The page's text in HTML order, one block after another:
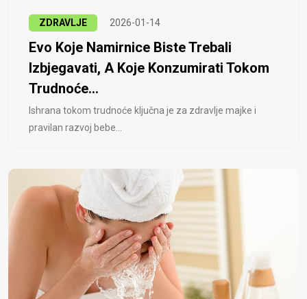
ZDRAVLJE 2026-01-14
Evo Koje Namirnice Biste Trebali
Izbjegavati, A Koje Konzumirati Tokom
Trudnoće...
Ishrana tokom trudnoće ključna je za zdravlje majke i
pravilan razvoj bebe...